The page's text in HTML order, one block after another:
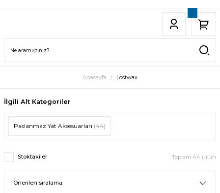
Anasayfa Lostwax
İlgili Alt Kategoriler
Paslanmaz Yat Aksesuarları (44)
Stoktakiler Toplam 44 ürün